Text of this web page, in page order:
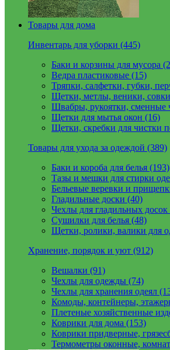
Товары для дома
Инвентарь для уборки (445)
Баки и корзины для мусора
Ведра пластиковые (15)
Тряпки, салфетки, губки,
Щетки, метлы, веники,
Швабры, рукоятки, сменные
Щетки для мытья окон (16)
Щетки, скребки для чистки
Товары для ухода за одеждой (389)
Баки и короба для белья (193)
Тазы и мешки для стирки
Бельевые веревки и
Гладильные доски (40)
Чехлы для гладильных досок
Сушилки для белья (48)
Щетки, ролики, валики для
Хранение, порядок и уют (912)
Вешалки (91)
Чехлы для одежды (74)
Чехлы для хранения одеял
Комоды, контейнеры,
Плетеные хозяйственные
Коврики для дома (153)
Коврики придверные,
Термометры оконные,